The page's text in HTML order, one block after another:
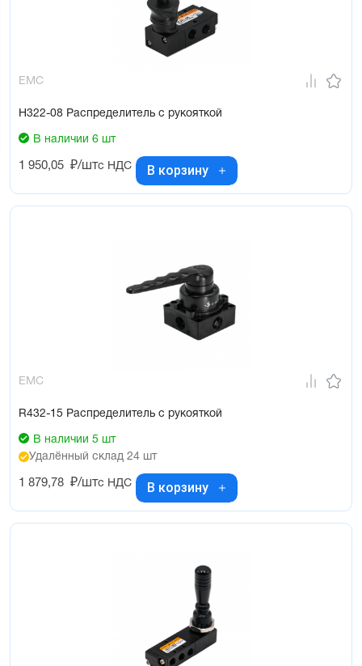
EMC
H322-08 Распределитель с рукояткой
В наличии 6 шт
1 950,05 ₽/штс НДС В корзину
EMC
R432-15 Распределитель с рукояткой
В наличии 5 шт
Удалённый склад 24 шт
1 879,78 ₽/штс НДС В корзину